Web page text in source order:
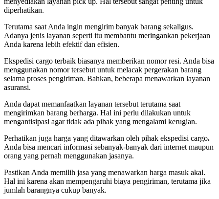
diperhatikan.
Terutama saat Anda ingin mengirim banyak barang sekaligus.
Adanya jenis layanan seperti itu membantu meringankan pekerjaan
Anda karena lebih efektif dan efisien.
Ekspedisi cargo terbaik biasanya memberikan nomor resi. Anda bisa
menggunakan nomor tersebut untuk melacak pergerakan barang
selama proses pengiriman. Bahkan, beberapa menawarkan layanan
asuransi.
Anda dapat memanfaatkan layanan tersebut terutama saat
mengirimkan barang berharga. Hal ini perlu dilakukan untuk
mengantisipasi agar tidak ada pihak yang mengalami kerugian.
Perhatikan juga harga yang ditawarkan oleh pihak ekspedisi cargo.
Anda bisa mencari informasi sebanyak-banyak dari internet maupun
orang yang pernah menggunakan jasanya.
Pastikan Anda memilih jasa yang menawarkan harga masuk akal.
Hal ini karena akan mempengaruhi biaya pengiriman, terutama jika
jumlah barangnya cukup banyak.